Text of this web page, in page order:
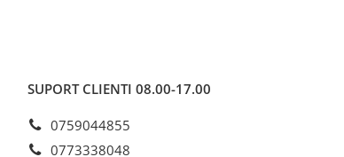
SUPORT CLIENTI 08.00-17.00
0759044855
0773338048